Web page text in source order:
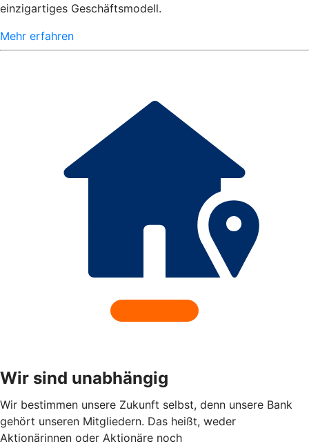
einzigartiges Geschäftsmodell.
Mehr erfahren
Wir sind unabhängig
Wir bestimmen unsere Zukunft selbst, denn unsere Bank
gehört unseren Mitgliedern. Das heißt, weder
Aktionärinnen oder Aktionäre noch